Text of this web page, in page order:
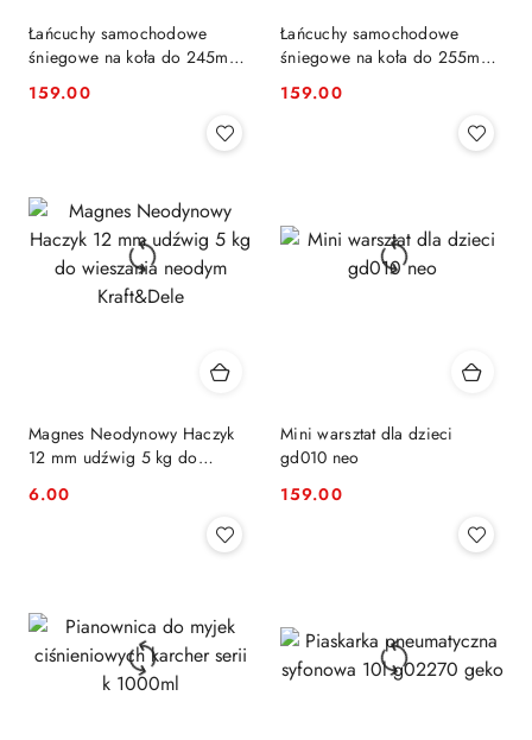
Łańcuchy samochodowe
śniegowe na koła do 245mm
Cena:
159.00
Łańcuchy samochodowe
śniegowe na koła do 255mm
Cena:
159.00
Magnes Neodynowy Haczyk
12 mm udźwig 5 kg do
Cena:
6.00
Mini warsztat dla dzieci
gd010 neo
Cena:
159.00